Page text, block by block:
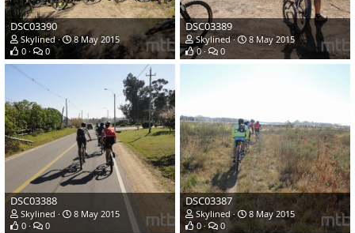
DSC03390
Skylined
8 May 2015
0
0
DSC03389
Skylined
8 May 2015
0
0
DSC03388
Skylined
8 May 2015
0
0
DSC03387
Skylined
8 May 2015
0
0